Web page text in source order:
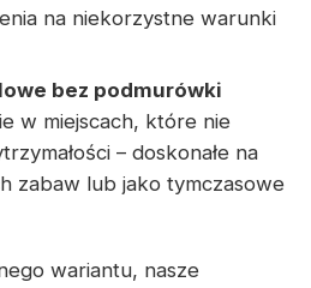
na niekorzystne warunki
bez podmurówki
w miejscach, które nie
– doskonałe na
zabaw lub jako tymczasowe
wariantu, nasze